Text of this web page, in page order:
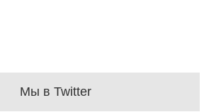
Мы в Twitter